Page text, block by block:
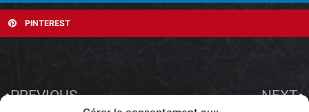
PINTEREST
PREVIOUS NEXT